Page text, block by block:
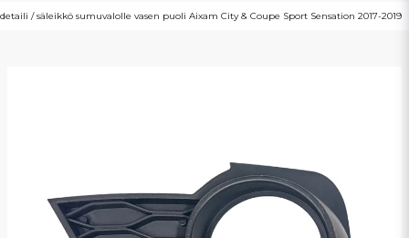
/ säleikkö sumuvalolle vasen puoli Aixam City & Coupe Sport Sensation 2017-2019